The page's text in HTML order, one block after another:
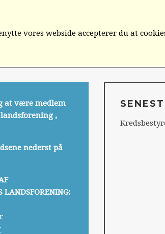
at være medlem
,
nederst på
LANDSFORENING:
vores webside accepterer du at